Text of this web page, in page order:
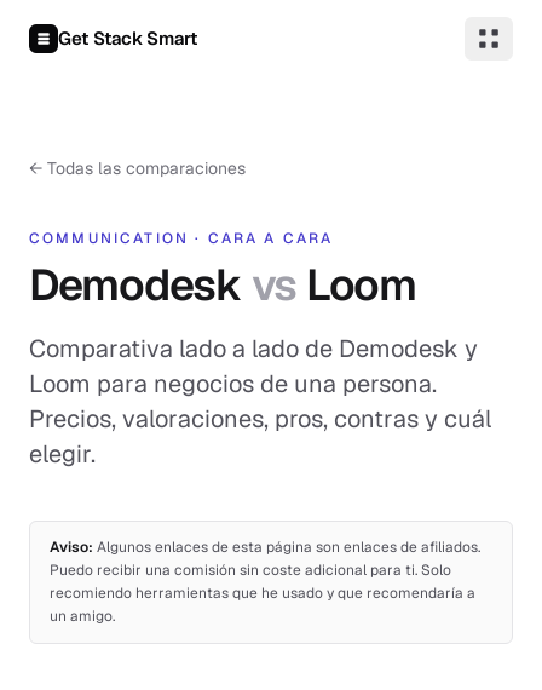
Get Stack Smart
← Todas las comparaciones
COMMUNICATION · CARA A CARA
Demodesk vs Loom
Comparativa lado a lado de Demodesk y
Loom para negocios de una persona.
Precios, valoraciones, pros, contras y cuál
elegir.
Aviso: Algunos enlaces de esta página son enlaces de afiliados.
Puedo recibir una comisión sin coste adicional para ti. Solo
recomiendo herramientas que he usado y que recomendaría a
un amigo.